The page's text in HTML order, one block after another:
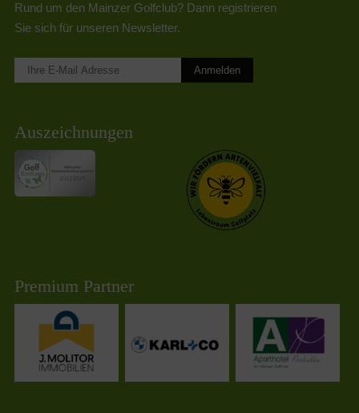
Rund um den Mainzer Golfclub? Dann registrieren
Sie sich für unseren Newsletter.
Anmelden
Auszeichnungen
Premium Partner